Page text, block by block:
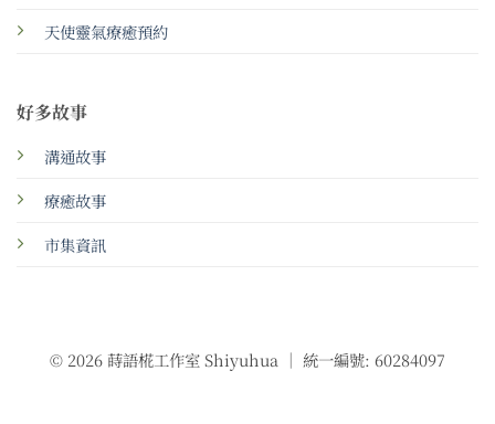
天使靈氣療癒預約
好多故事
溝通故事
療癒故事
市集資訊
© 2026 蒔語椛工作室 Shiyuhua ｜ 統一編號: 60284097